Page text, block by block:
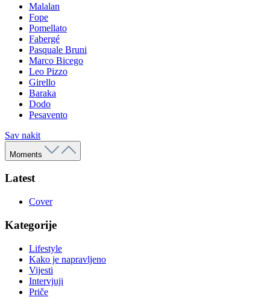
Malalan
Fope
Pomellato
Fabergé
Pasquale Bruni
Marco Bicego
Leo Pizzo
Girello
Baraka
Dodo
Pesavento
Sav nakit
Moments
Latest
Cover
Kategorije
Lifestyle
Kako je napravljeno
Vijesti
Intervjuji
Priče